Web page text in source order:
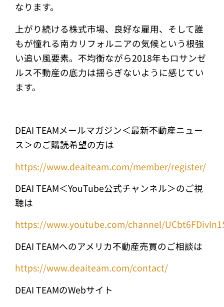
なります。
上がり続ける株式市場、良好な雇用、そして誰
もが憧れる南カリフォルニアの気候という根強
い追い風要素。不均衡ながら2018年もロサンゼ
ルス不動産の底力は揺らぎないように感じてい
ます。
DEAI TEAMメールマガジン＜最新不動産ニュー
ス＞のご購読希望の方は
https://www.deaiteam.com/member/register/
DEAI TEAM＜YouTube公式チャンネル＞のご視
聴は
https://www.youtube.com/channel/
DEAI TEAMへのアメリカ不動産売買のご相談は
https://www.deaiteam.com/contact/
DEAI TEAMのWebサイト